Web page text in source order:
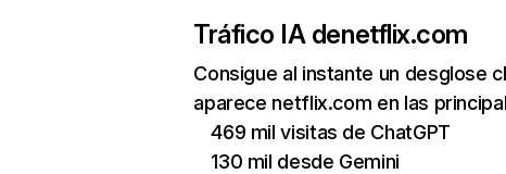
Tráfico IA denetflix.com
Consigue al instante un desglose
aparece netflix.com en las
469 mil visitas de ChatGPT
130 mil desde Gemini